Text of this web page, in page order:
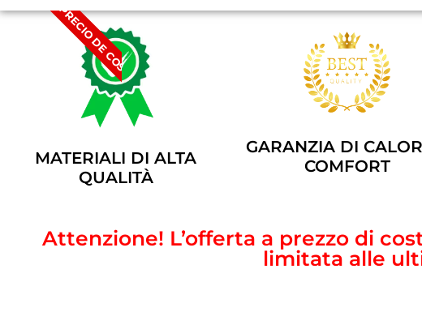
A PRECIO DE COSTE
MATERIALI DI ALTA
QUALITÀ
GARANZIA DI
COMFORT
Attenzione! L’offerta a prezzo di
limitata alle